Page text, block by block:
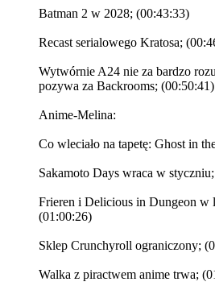
Batman 2 w 2028; (00:43:33)
Recast serialowego Kratosa;
Wytwórnie A24 nie za bardzo
pozywa za Backrooms; (00:50:41)
Anime-Melina:
Co wleciało na tapetę: Ghost in
Sakamoto Days wraca w
Frieren i Delicious in Dungeon w
(01:00:26)
Sklep Crunchyroll ograniczony;
Walka z piractwem anime trwa;